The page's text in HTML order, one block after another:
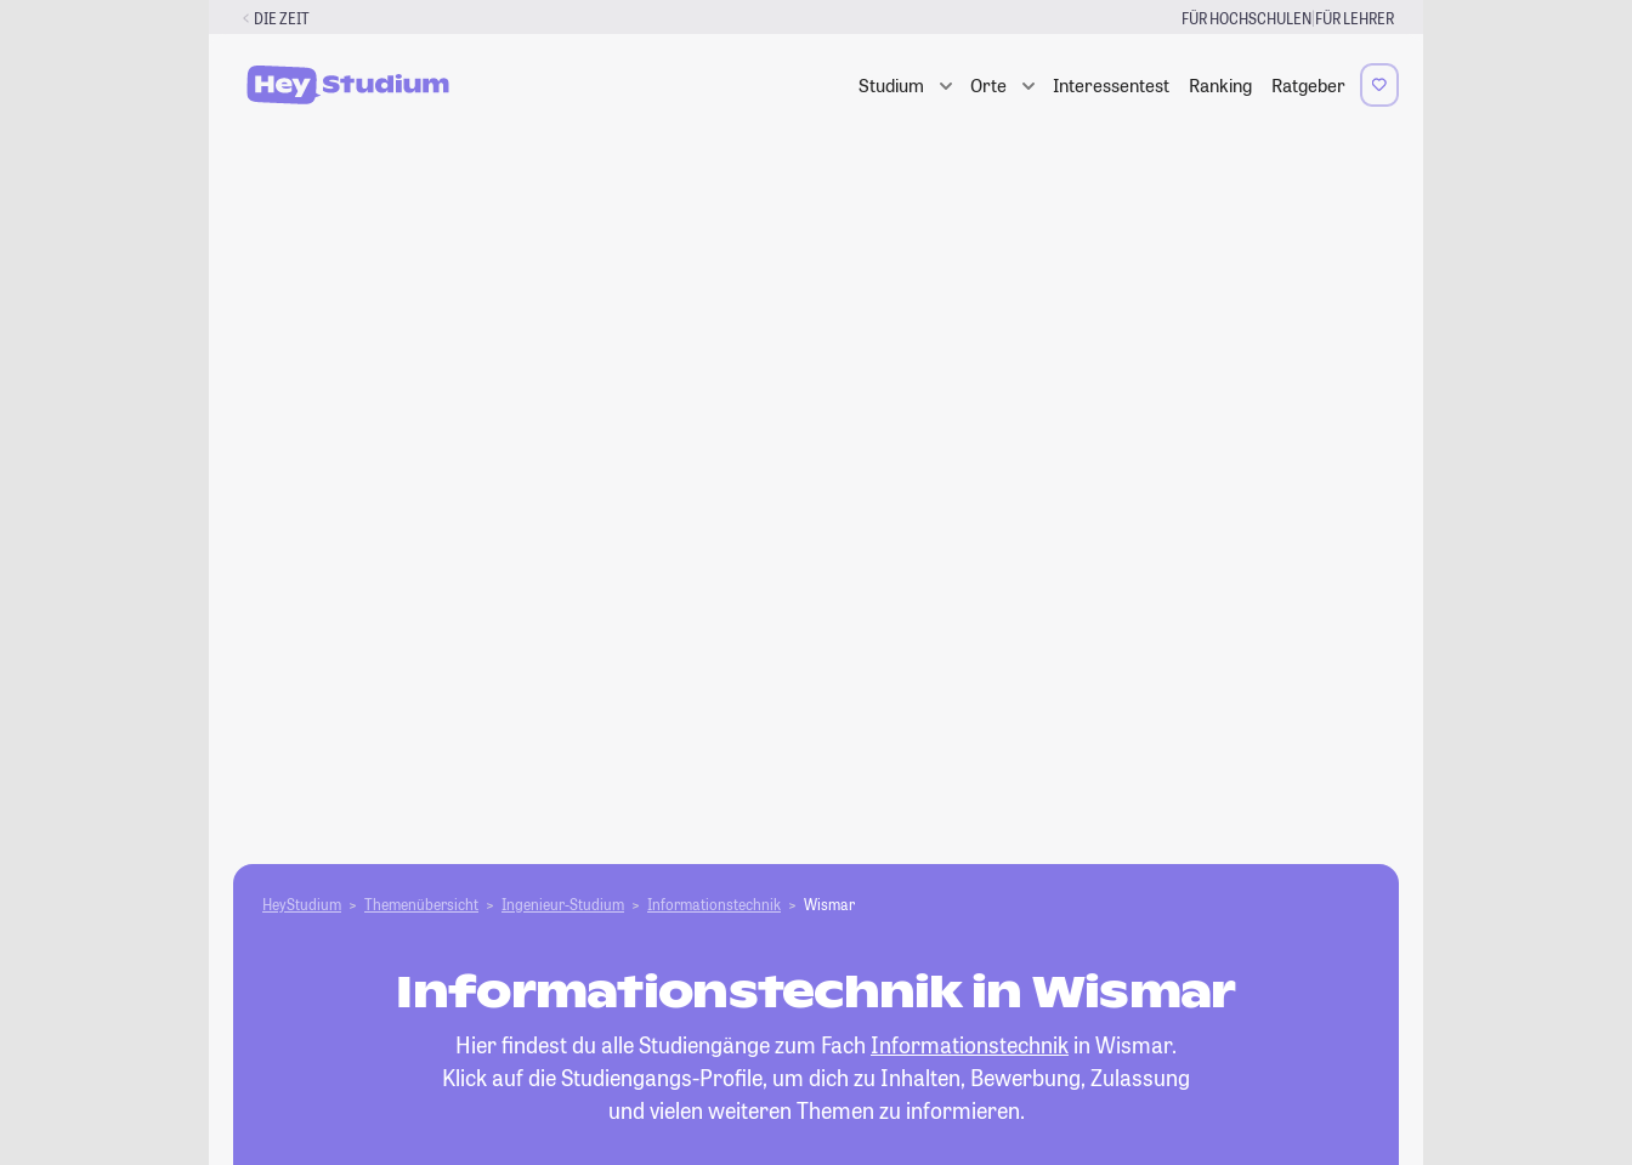
DIE ZEIT FÜR HOCHSCHULEN|FÜR LEHRER
Studium Orte Interessentest Ranking Ratgeber
HeyStudium Themenübersicht Ingenieur-Studium Informationstechnik Wismar
Informationstechnik in Wismar
Hier findest du alle Studiengänge zum Fach Informationstechnik in Wismar.
Klick auf die Studiengangs-Profile, um dich zu Inhalten, Bewerbung, Zulassung
und vielen weiteren Themen zu informieren.